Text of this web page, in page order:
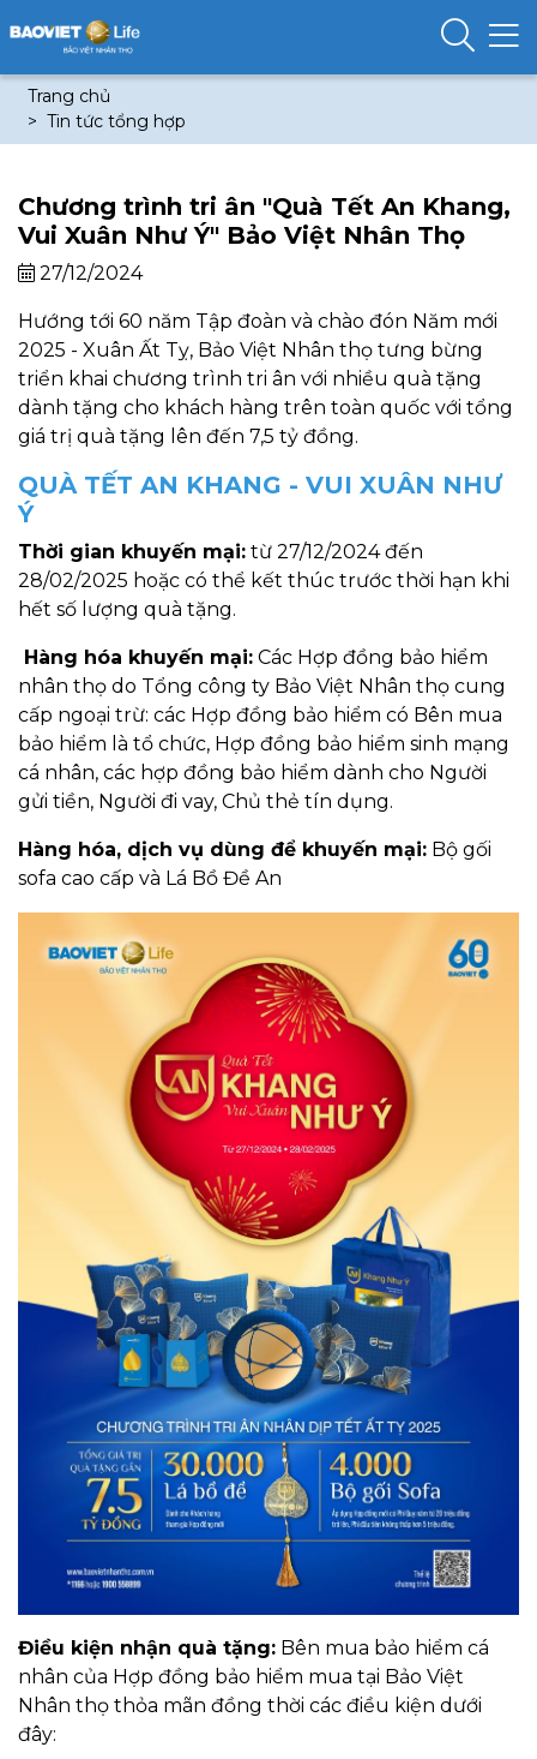
Trang chủ
Tin tức tổng hợp
Chương trình tri ân "Quà Tết An Khang,
Vui Xuân Như Ý" Bảo Việt Nhân Thọ
27/12/2024
Hướng tới 60 năm Tập đoàn và chào đón Năm mới
2025 - Xuân Ất Tỵ, Bảo Việt Nhân thọ tưng bừng
triển khai chương trình tri ân với nhiều quà tặng
dành tặng cho khách hàng trên toàn quốc với tổng
giá trị quà tặng lên đến 7,5 tỷ đồng.
QUÀ TẾT AN KHANG - VUI XUÂN NHƯ
Ý
Thời gian khuyến mại: từ 27/12/2024 đến
28/02/2025 hoặc có thể kết thúc trước thời hạn khi
hết số lượng quà tặng.
Hàng hóa khuyến mại: Các Hợp đồng bảo hiểm
nhân thọ do Tổng công ty Bảo Việt Nhân thọ cung
cấp ngoại trừ: các Hợp đồng bảo hiểm có Bên mua
bảo hiểm là tổ chức, Hợp đồng bảo hiểm sinh mạng
cá nhân, các hợp đồng bảo hiểm dành cho Người
gửi tiền, Người đi vay, Chủ thẻ tín dụng.
Hàng hóa, dịch vụ dùng để khuyến mại: Bộ gối
sofa cao cấp và Lá Bồ Đề An
Điều kiện nhận quà tặng: Bên mua bảo hiểm cá
nhân của Hợp đồng bảo hiểm mua tại Bảo Việt
Nhân thọ thỏa mãn đồng thời các điều kiện dưới
đây: